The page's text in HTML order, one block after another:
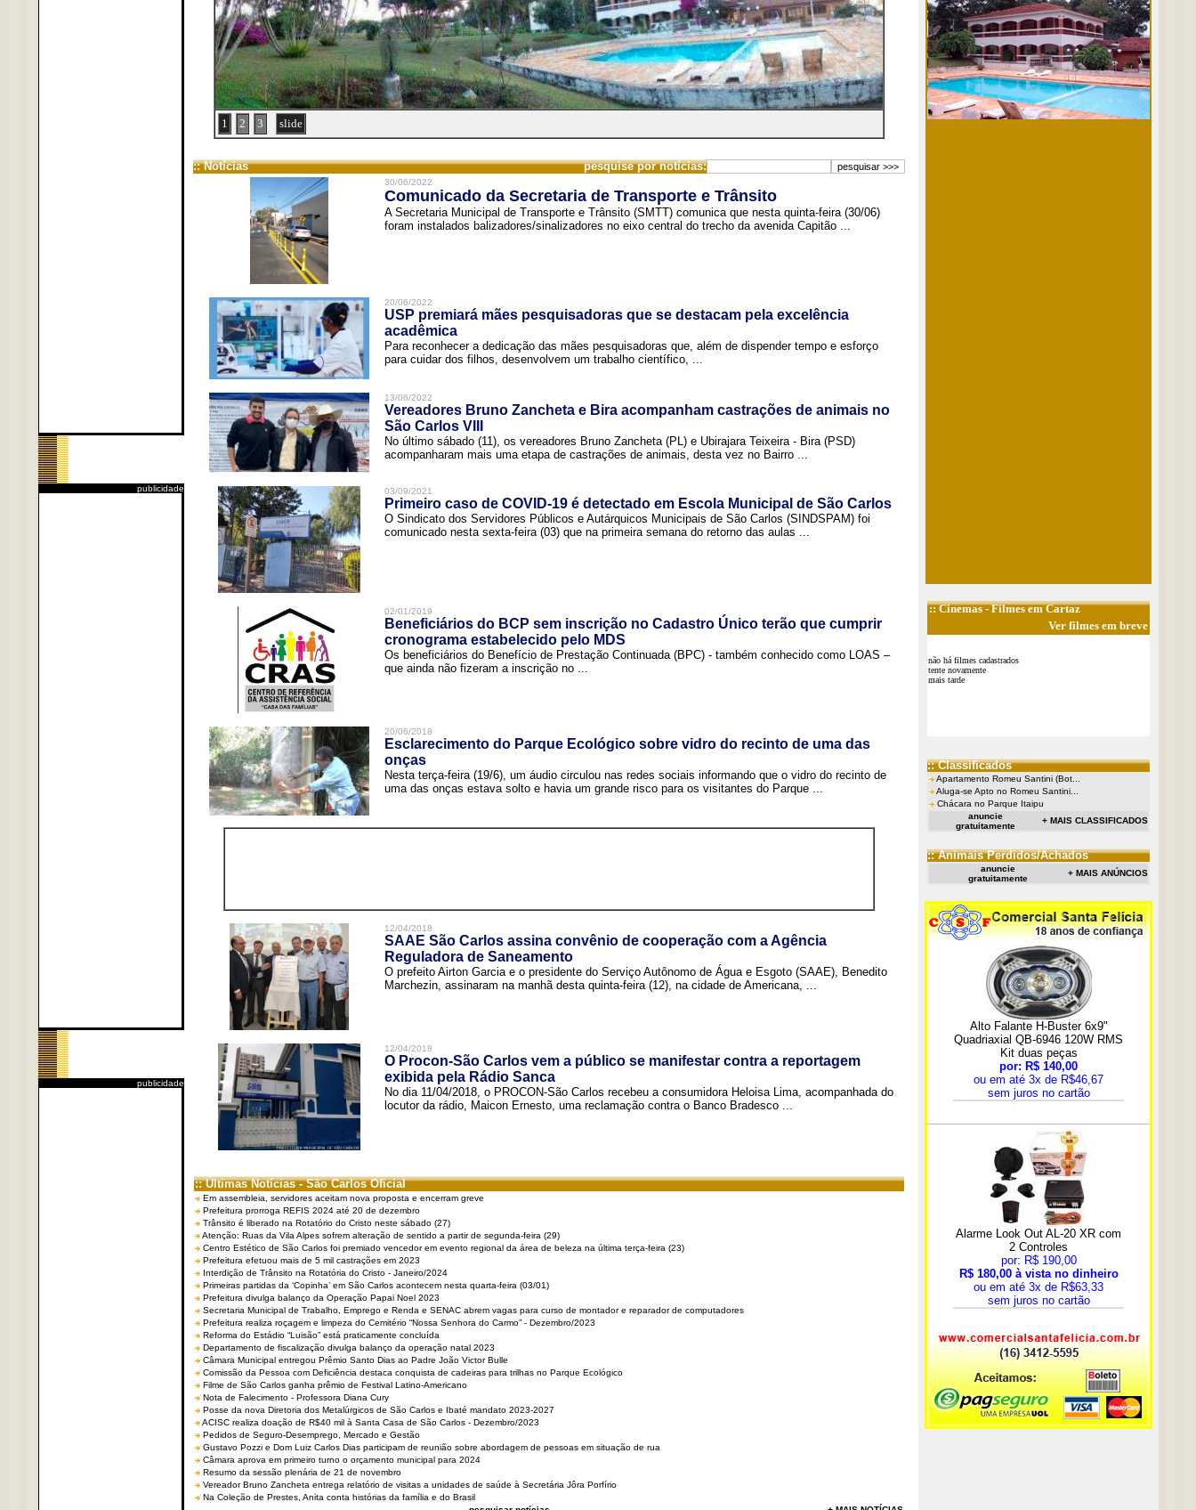
publicidade
publicidade
1 2 3 slide
:: Notícias pesquise por notícias:
30/06/2022
Comunicado da Secretaria de Transporte e Trânsito
A Secretaria Municipal de Transporte e Trânsito (SMTT) comunica que nesta quinta-feira (30/06)
foram instalados balizadores/sinalizadores no eixo central do trecho da avenida Capitão ...
20/06/2022
USP premiará mães pesquisadoras que se destacam pela excelência
acadêmica
Para reconhecer a dedicação das mães pesquisadoras que, além de dispender tempo e esforço
para cuidar dos filhos, desenvolvem um trabalho científico, ...
13/06/2022
Vereadores Bruno Zancheta e Bira acompanham castrações de animais no
São Carlos VIII
No último sábado (11), os vereadores Bruno Zancheta (PL) e Ubirajara Teixeira - Bira (PSD)
acompanharam mais uma etapa de castrações de animais, desta vez no Bairro ...
03/09/2021
Primeiro caso de COVID-19 é detectado em Escola Municipal de São Carlos
O Sindicato dos Servidores Públicos e Autárquicos Municipais de São Carlos (SINDSPAM) foi
comunicado nesta sexta-feira (03) que na primeira semana do retorno das aulas ...
02/01/2019
Beneficiários do BCP sem inscrição no Cadastro Único terão que cumprir
cronograma estabelecido pelo MDS
Os beneficiários do Benefício de Prestação Continuada (BPC) - também conhecido como LOAS –
que ainda não fizeram a inscrição no ...
20/06/2018
Esclarecimento do Parque Ecológico sobre vidro do recinto de uma das
onças
Nesta terça-feira (19/6), um áudio circulou nas redes sociais informando que o vidro do recinto de
uma das onças estava solto e havia um grande risco para os visitantes do Parque ...
12/04/2018
SAAE São Carlos assina convênio de cooperação com a Agência
Reguladora de Saneamento
O prefeito Airton Garcia e o presidente do Serviço Autônomo de Água e Esgoto (SAAE), Benedito
Marchezin, assinaram na manhã desta quinta-feira (12), na cidade de Americana, ...
12/04/2018
O Procon-São Carlos vem a público se manifestar contra a reportagem
exibida pela Rádio Sanca
No dia 11/04/2018, o PROCON-São Carlos recebeu a consumidora Heloisa Lima, acompanhada do
locutor da rádio, Maicon Ernesto, uma reclamação contra o Banco Bradesco ...
:: Últimas Notícias - São Carlos Oficial
Em assembleia, servidores aceitam nova proposta e encerram greve
Prefeitura prorroga REFIS 2024 até 20 de dezembro
Trânsito é liberado na Rotatório do Cristo neste sábado (27)
Atenção: Ruas da Vila Alpes sofrem alteração de sentido a partir de segunda-feira (29)
Centro Estético de São Carlos foi premiado vencedor em evento regional da área de beleza na última terça-feira (23)
Prefeitura efetuou mais de 5 mil castrações em 2023
Interdição de Trânsito na Rotatória do Cristo - Janeiro/2024
Primeiras partidas da ‘Copinha’ em São Carlos acontecem nesta quarta-feira (03/01)
Prefeitura divulga balanço da Operação Papai Noel 2023
Secretaria Municipal de Trabalho, Emprego e Renda e SENAC abrem vagas para curso de montador e reparador de computadores
Prefeitura realiza roçagem e limpeza do Cemitério “Nossa Senhora do Carmo” - Dezembro/2023
Reforma do Estádio “Luisão” está praticamente concluída
Departamento de fiscalização divulga balanço da operação natal 2023
Câmara Municipal entregou Prêmio Santo Dias ao Padre João Victor Bulle
Comissão da Pessoa com Deficiência destaca conquista de cadeiras para trilhas no Parque Ecológico
Filme de São Carlos ganha prêmio de Festival Latino-Americano
Nota de Falecimento - Professora Diana Cury
Posse da nova Diretoria dos Metalúrgicos de São Carlos e Ibaté mandato 2023-2027
ACISC realiza doação de R$40 mil à Santa Casa de São Carlos - Dezembro/2023
Pedidos de Seguro-Desemprego, Mercado e Gestão
Gustavo Pozzi e Dom Luiz Carlos Dias participam de reunião sobre abordagem de pessoas em situação de rua
Câmara aprova em primeiro turno o orçamento municipal para 2024
Resumo da sessão plenária de 21 de novembro
Vereador Bruno Zancheta entrega relatório de visitas a unidades de saúde à Secretária Jôra Porfírio
Na Coleção de Prestes, Anita conta histórias da família e do Brasil
::Cinemas- Filmes em Cartaz
Ver filmes em breve
não há filmes cadastrados
tente novamente
mais tarde
:: Classificados
Apartamento Romeu Santini (Bot...
Aluga-se Apto no Romeu Santini...
Chácara no Parque Itaipu
anuncie
gratuitamente
+ MAIS CLASSIFICADOS
:: Animais Perdidos/Achados
anuncie
gratuitamente
+ MAIS ANÚNCIOS